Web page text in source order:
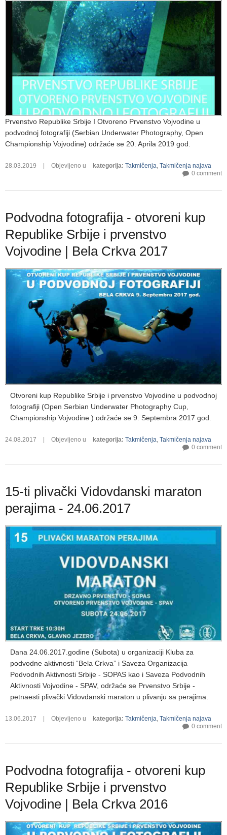
Prvenstvo Republike Srbije I Otvoreno Prvenstvo Vojvodine u
podvodnoj fotografiji (Serbian Underwater Photography, Open
Championship Vojvodine) održaće se 20. Aprila 2019 god.
28.03.2019 Objevljeno u kategorija: Takmičenja, Takmičenja najava
0 comment
Podvodna fotografija - otvoreni kup
Republike Srbije i prvenstvo
Vojvodine | Bela Crkva 2017
Otvoreni kup Republike Srbije i prvenstvo Vojvodine u podvodnoj
fotografiji (Open Serbian Underwater Photography Cup,
Championship Vojvodine ) održaće se 9 . Septembra 2017 god.
24.08.2017 | Objevljeno u kategorija: Takmičenja Takmičenja najava
0 comment
15-ti plivački Vidovdanski maraton
perajima - 24.06.2017
Dana 24.06.2017.godine (Subota) u organizaciji Kluba za
podvodne aktivnosti “Bela Crkva” i Saveza Organizacija
Podvodnih Aktivnosti Srbije - SOPAS kao i Saveza Podvodnih
Aktivnosti Vojvodine - SPAV, održaće se Prvenstvo Srbije -
petnaesti plivački Vidovdanski maraton u plivanju sa perajima.
13.06.2017 Objevljeno u kategorija: Takmičenja, Takmičenja najava
0 comment
Podvodna fotografija - otvoreni kup
Republike Srbije i prvenstvo
Vojvodine | Bela Crkva 2016